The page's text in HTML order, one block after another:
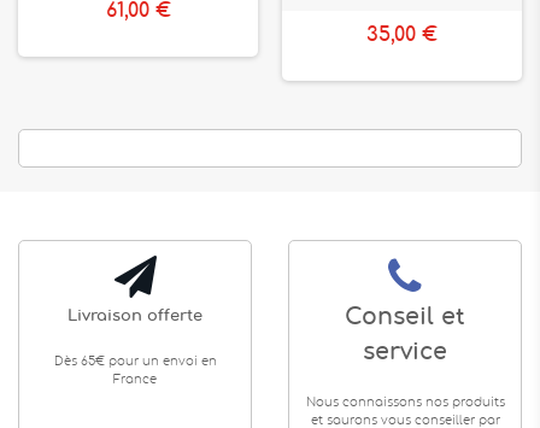
61,00 €
35,00 €
Livraison offerte
Dès 65€ pour un envoi en
France
Conseil et
service
Nous connaissons nos produits
et saurons vous conseiller par